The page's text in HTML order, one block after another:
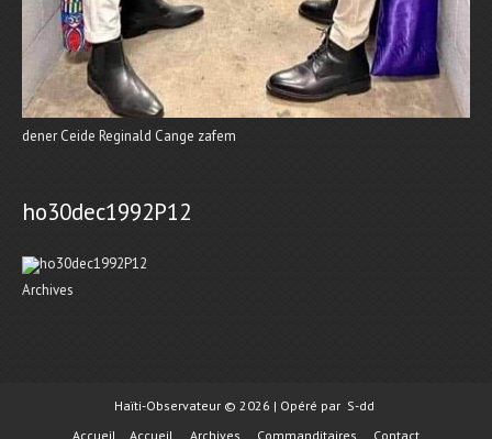
dener Ceide Reginald Cange zafem
ho30dec1992P12
Archives
Haïti-Observateur © 2026 | Opéré par S-dd
Accueil
Accueil Archives Commanditaires Contact